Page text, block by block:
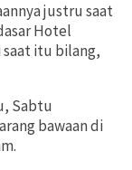
justru saat
Hotel
saat itu bilang,
Sabtu
bawaan di